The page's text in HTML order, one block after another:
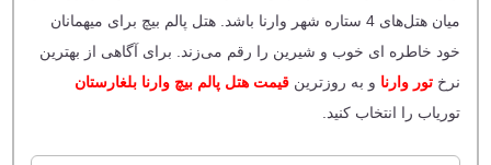
میان هتل‌های 4 ستاره شهر وارنا باشد. هتل پالم بیچ برای میهمانان
خود خاطره ‌ای خوب و شیرین را رقم می‌زند. برای آگاهی از بهترین
نرختور وارنا و به روزترین قیمت هتل پالم بیچ وارنا بلغارستان
توریاب را انتخاب کنید.